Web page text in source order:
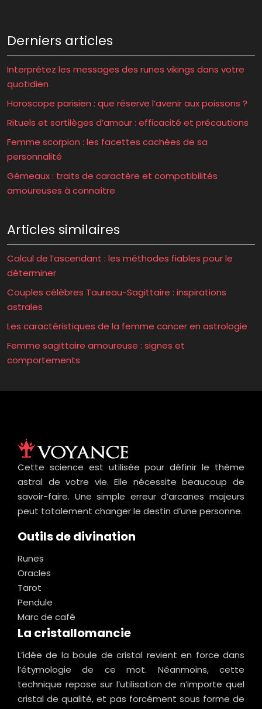
Derniers articles
Interprétez les messages des runes vikings dans votre
quotidien
Horoscope parisien : que réserve l’avenir aux poissons ?
Rituels et sortilèges d’amour : efficacité et précautions
Femme scorpion : les facettes cachées de sa
personnalité
Gémeaux : traits de caractère et compatibilités
amoureuses à connaître
Articles similaires
Calcul de l’ascendant : les méthodes fiables pour le
déterminer
Couples célèbres Taureau-Sagittaire : inspirations
astrales
Les caractéristiques de la femme cancer en astrologie
Femme sagittaire amoureuse : signes et
comportements
Cette science est utilisée pour définir le thème
astral de votre vie. Elle nécessite beaucoup de
savoir-faire. Une simple erreur d’arcanes majeurs
peut totalement changer le destin d’une personne.
Outils de divination
Runes
Oracles
Tarot
Pendule
Marc de café
La cristallomancie
L’idée de la boule de cristal revient en force dans
l’étymologie de ce mot. Néanmoins, cette
technique repose sur l’utilisation de n’importe quel
cristal de qualité, et pas forcément sous forme de